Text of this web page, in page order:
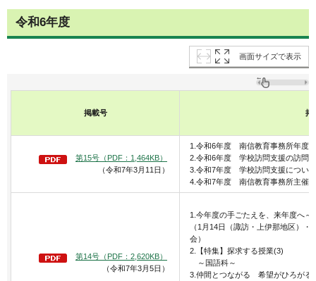
令和6年度
画面サイズで表示
掲載号 掲
第15号（PDF：1,464KB）
（令和7年3月11日）
1.令和6年度 南信教育事務所年度
2.令和6年度 学校訪問支援の訪問
3.令和7年度 学校訪問支援について
4.令和7年度 南信教育事務所主催
第14号（PDF：2,620KB）
（令和7年3月5日）
1.今年度の手ごたえを、来年度へ～
（1月14日（諏訪・上伊那地区）
会）
2.【特集】探求する授業(3)
～国語科～
3.仲間とつながる 希望がひろがる